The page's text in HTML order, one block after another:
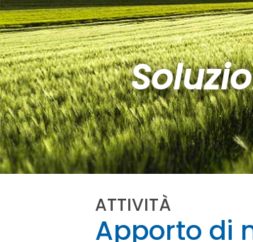
ATTIVITÀ
Apporto di